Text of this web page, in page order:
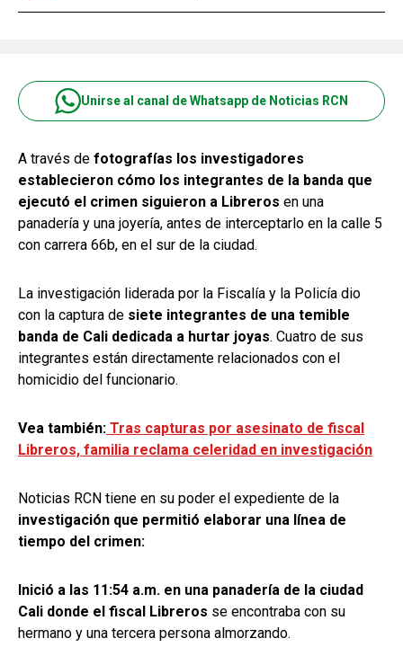
Unirse al canal de Whatsapp de Noticias RCN
A través de fotografías los investigadores
establecieron cómo los integrantes de la banda que
ejecutó el crimen siguieron a Libreros en una
panadería y una joyería, antes de interceptarlo en la calle 5
con carrera 66b, en el sur de la ciudad.
La investigación liderada por la Fiscalía y la Policía dio
con la captura de siete integrantes de una temible
banda de Cali dedicada a hurtar joyas. Cuatro de sus
integrantes están directamente relacionados con el
homicidio del funcionario.
Vea también: Tras capturas por asesinato de fiscal
Libreros, familia reclama celeridad en investigación
Noticias RCN tiene en su poder el expediente de la
investigación que permitió elaborar una línea de
tiempo del crimen:
Inició a las 11:54 a.m. en una panadería de la ciudad
Cali donde el fiscal Libreros se encontraba con su
hermano y una tercera persona almorzando.